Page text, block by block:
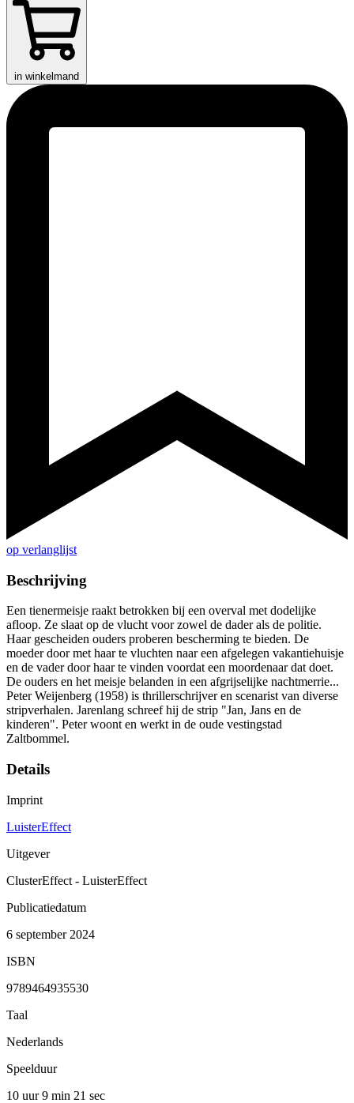
in winkelmand
op verlanglijst
Beschrijving
Een tienermeisje raakt betrokken bij een overval met dodelijke
afloop. Ze slaat op de vlucht voor zowel de dader als de politie.
Haar gescheiden ouders proberen bescherming te bieden. De
moeder door met haar te vluchten naar een afgelegen vakantiehuisje
en de vader door haar te vinden voordat een moordenaar dat doet.
De ouders en het meisje belanden in een afgrijselijke nachtmerrie...
Peter Weijenberg (1958) is thrillerschrijver en scenarist van diverse
stripverhalen. Jarenlang schreef hij de strip "Jan, Jans en de
kinderen". Peter woont en werkt in de oude vestingstad
Zaltbommel.
Details
Imprint
LuisterEffect
Uitgever
ClusterEffect - LuisterEffect
Publicatiedatum
6 september 2024
ISBN
9789464935530
Taal
Nederlands
Speelduur
10 uur 9 min 21 sec